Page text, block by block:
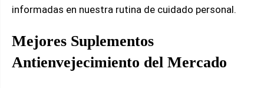
informadas en nuestra rutina de cuidado personal.
Mejores Suplementos
Antienvejecimiento del Mercado